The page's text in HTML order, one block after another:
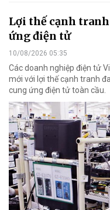
Lợi thế cạnh
ứng điện tử
10/08/2026 05:35
Các doanh nghiệp điện tử
mới với lợi thế cạnh tranh
cung ứng điện tử toàn cầu.